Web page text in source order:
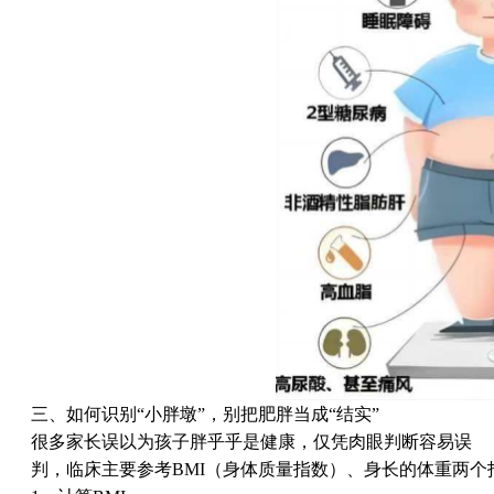
三、如何识别“小胖墩”，别把肥胖当成“结实”
很多家长误以为孩子胖乎乎是健康，仅凭肉眼判断容易误
判，临床主要参考BMI（身体质量指数）、身长的体重两个